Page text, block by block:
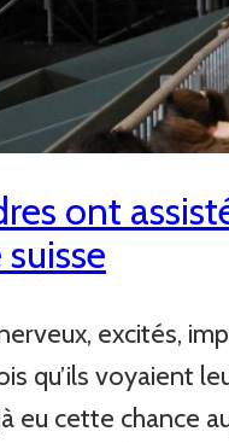
ont
suisse
excités,
qu’ils voyaient
eu cette chance